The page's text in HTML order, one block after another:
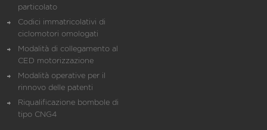
particolato
Codici immatricolativi di
ciclomotori omologati
Modalità di collegamento al
CED motorizzazione
Modalità operative per il
rinnovo delle patenti
Riqualificazione bombole di
tipo CNG4